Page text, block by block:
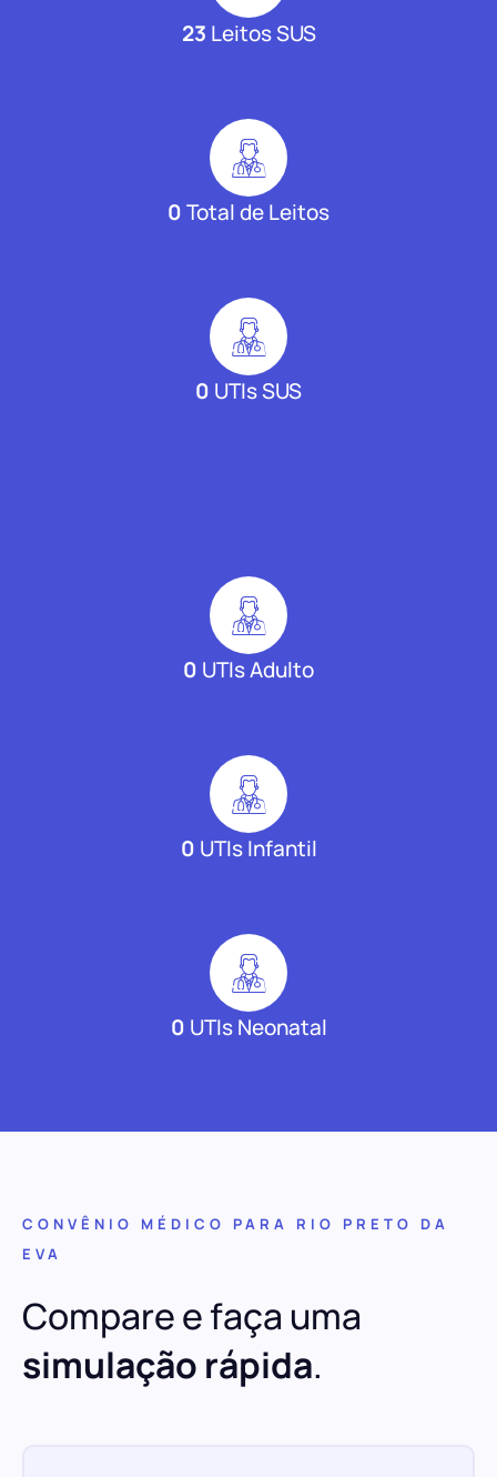
23 Leitos SUS
0Total de Leitos
0 UTIs SUS
0 UTIs Adulto
0 UTIs Infantil
0 UTIs Neonatal
CONVÊNIO MÉDICO PARA RIO PRETO DA
EVA
Compare e faça uma
simulação rápida.